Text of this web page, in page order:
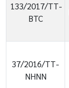
133/2017/TT-
BTC
37/2016/TT-
NHNN